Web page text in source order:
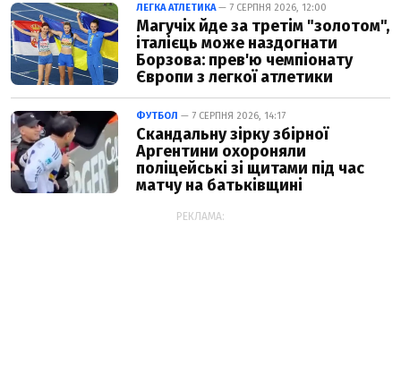
ЛЕГКА АТЛЕТИКА— 7 СЕРПНЯ 2026, 12:00
Магучіх йде за третім "золотом",
італієць може наздогнати
Борзова: прев'ю чемпіонату
Європи з легкої атлетики
ФУТБОЛ — 7 СЕРПНЯ 2026, 14:17
Скандальну зірку збірної
Аргентини охороняли
поліцейські зі щитами під час
матчу на батьківщині
РЕКЛАМА: